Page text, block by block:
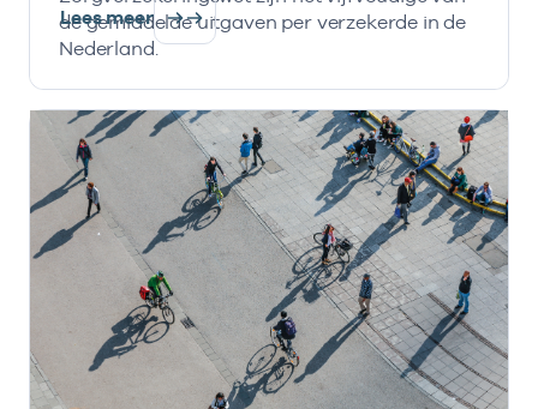
de gemiddelde uitgaven per verzekerde in de
Nederland.
Lees meer